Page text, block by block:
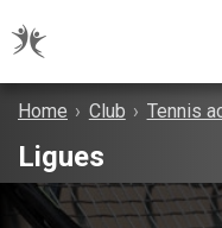
Home › Club › Tennis
Ligues